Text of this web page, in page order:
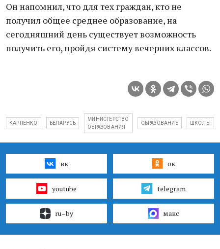
Он напомнил, что для тех граждан, кто не
получил общее среднее образование, на
сегодняшний день существует возможность
получить его, пройдя систему вечерних классов.
КАРПЕНКО БЕЛАРУСЬ
МИНИСТЕРСТВО
ОБРАЗОВАНИЯ
ОБРАЗОВАНИЕ ШКОЛЫ
вк ок
youtube telegram
ru–by макс